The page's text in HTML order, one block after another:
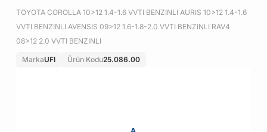
TOYOTA COROLLA 10>12 1.4-1.6 VVTI BENZINLI AURIS 10>12 1.4-1.6
VVTI BENZINLI AVENSIS 09>12 1.6-1.8-2.0 VVTI BENZINLI RAV4
08>12 2.0 VVTI BENZINLI
MarkaUFI Ürün Kodu25.086.00